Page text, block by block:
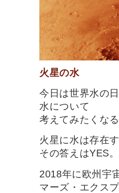
火星の水
今日は世界水の
水について
考えてみたくな
火星に水は存在
その答えはYES。
2018年に欧州宇
マーズ・エクス